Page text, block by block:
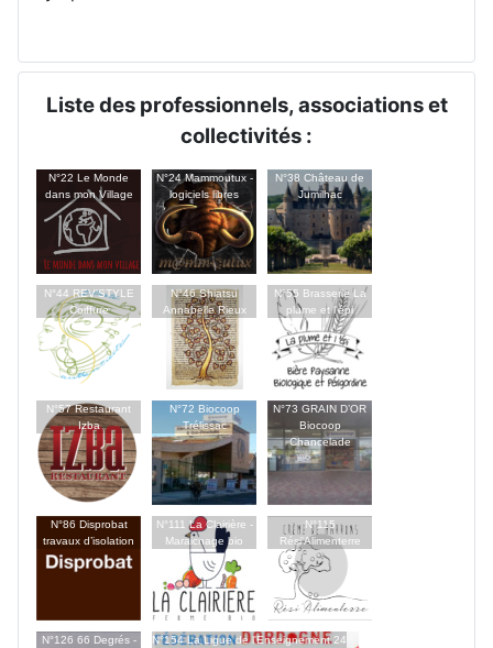
Liste des professionnels, associations et
collectivités :
N°22 Le Monde
dans mon Village
N°24 Mammoutux -
logiciels libres
N°38 Château de
Jumilhac
N°44 REV’STYLE
Coiffure
N°46 Shiatsu
Annabelle Rieux
N°55 Brasserie La
plume et l'épi
N°57 Restaurant
Izba
N°72 Biocoop
Trélissac
N°73 GRAIN D’OR
Biocoop
Chancelade
N°86 Disprobat
travaux d’isolation
N°111 La Clairière -
Maraichage bio
N°115
Rési'Alimenterre
N°126 66 Degrés -
N°154 La Ligue de l'Enseignement 24